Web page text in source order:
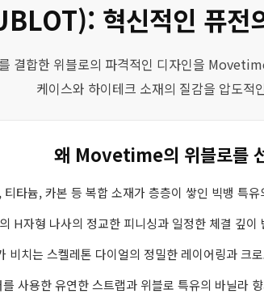
혁신적인 퓨전
합한 위블로의 파격적인 디자인을
케이스와 하이테크 소재의 질감을 압도적
왜 Movetime의 위블로를
티타늄, 카본 등 복합 소재가 층층이 쌓인 빅뱅 특
H자형 나사의 정교한 피니싱과 일정한 체결 깊이
비치는 스켈레톤 다이얼의 정밀한 레이어링과 크
사용한 유연한 스트랩과 위블로 특유의 바닐라